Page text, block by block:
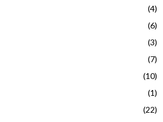
(4)
(6)
(3)
(7)
(10)
(1)
(22)